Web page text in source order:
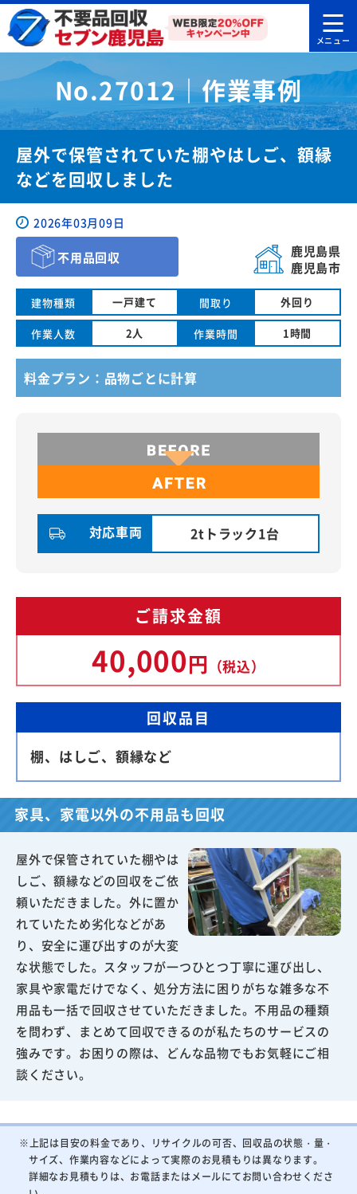
No.27012｜作業事例
屋外で保管されていた棚やはしご、額縁
などを回収しました
2026年03月09日
不用品回収
鹿児島県
鹿児島市
建物種類 一戸建て 間取り 外回り
作業人数 2人 作業時間 1時間
料金プラン：品物ごとに計算
対応車両 2tトラック1台
ご請求金額
40,000円 （税込）
回収品目
棚、はしご、額縁など
家具、家電以外の不用品も回収
屋外で保管されていた棚やは
しご、額縁などの回収をご依
頼いただきました。外に置か
れていたため劣化などがあ
り、安全に運び出すのが大変
な状態でした。スタッフが一つひとつ丁寧に運び出し、
家具や家電だけでなく、処分方法に困りがちな雑多な不
用品も一括で回収させていただきました。不用品の種類
を問わず、まとめて回収できるのが私たちのサービスの
強みです。お困りの際は、どんな品物でもお気軽にご相
談ください。
※上記は目安の料金であり、リサイクルの可否、回収品の状態・量・
サイズ、作業内容などによって実際のお見積もりは異なります。
詳細なお見積もりは、お電話またはメールにてお問い合わせくださ